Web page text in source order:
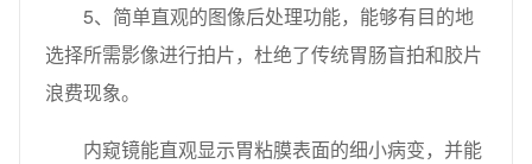
5、简单直观的图像后处理功能，能够有目的地
选择所需影像进行拍片，杜绝了传统胃肠盲拍和胶片
浪费现象。
内窥镜能直观显示胃粘膜表面的细小病变，并能